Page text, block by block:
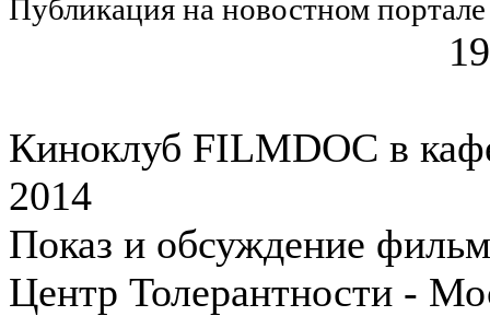
Публикация на новостном
Киноклуб FILMDOC в
2014
Показ и обсуждение
Центр Толерантности -